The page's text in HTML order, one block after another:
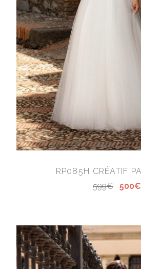
RP085H CRÉATIF
599€
500€